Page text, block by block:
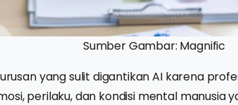
Sumber Gambar: Magnific
yang sulit digantikan AI karena
perilaku, dan kondisi mental manusia